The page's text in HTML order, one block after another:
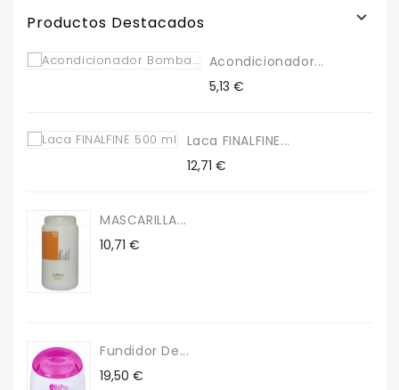
Productos Destacados

Acondicionador...
Precio
5,13 €
Laca FINALFINE...
Precio
12,71 €
MASCARILLA...
Precio
10,71 €
Fundidor De...
Precio
19,50 €